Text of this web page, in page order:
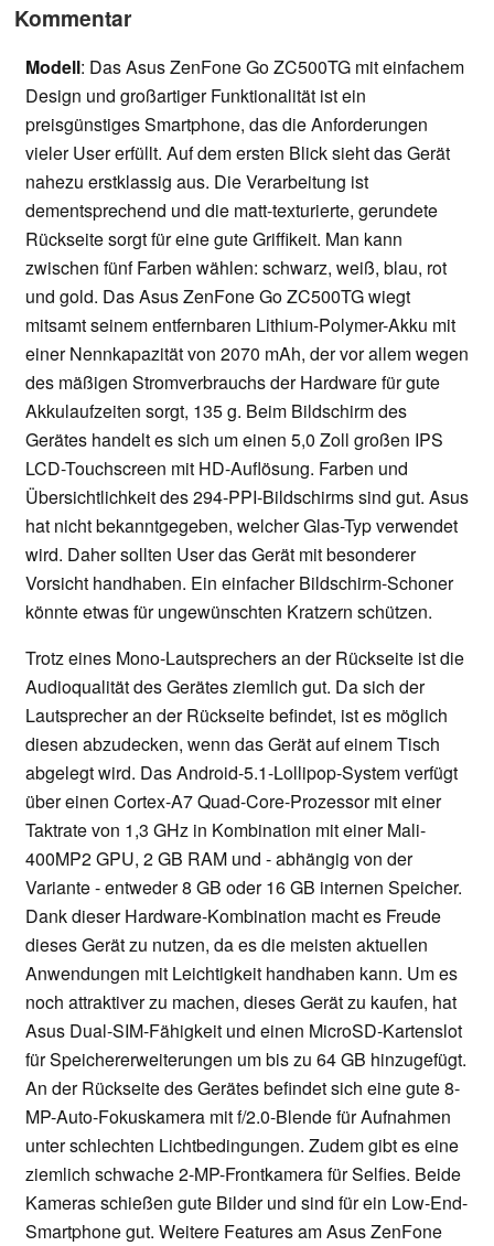
Kommentar
Modell: Das Asus ZenFone Go ZC500TG mit einfachem
Design und großartiger Funktionalität ist ein
preisgünstiges Smartphone, das die Anforderungen
vieler User erfüllt. Auf dem ersten Blick sieht das Gerät
nahezu erstklassig aus. Die Verarbeitung ist
dementsprechend und die matt-texturierte, gerundete
Rückseite sorgt für eine gute Griffikeit. Man kann
zwischen fünf Farben wählen: schwarz, weiß, blau, rot
und gold. Das Asus ZenFone Go ZC500TG wiegt
mitsamt seinem entfernbaren Lithium-Polymer-Akku mit
einer Nennkapazität von 2070 mAh, der vor allem wegen
des mäßigen Stromverbrauchs der Hardware für gute
Akkulaufzeiten sorgt, 135 g. Beim Bildschirm des
Gerätes handelt es sich um einen 5,0 Zoll großen IPS
LCD-Touchscreen mit HD-Auflösung. Farben und
Übersichtlichkeit des 294-PPI-Bildschirms sind gut. Asus
hat nicht bekanntgegeben, welcher Glas-Typ verwendet
wird. Daher sollten User das Gerät mit besonderer
Vorsicht handhaben. Ein einfacher Bildschirm-Schoner
könnte etwas für ungewünschten Kratzern schützen.
Trotz eines Mono-Lautsprechers an der Rückseite ist die
Audioqualität des Gerätes ziemlich gut. Da sich der
Lautsprecher an der Rückseite befindet, ist es möglich
diesen abzudecken, wenn das Gerät auf einem Tisch
abgelegt wird. Das Android-5.1-Lollipop-System verfügt
über einen Cortex-A7 Quad-Core-Prozessor mit einer
Taktrate von 1,3 GHz in Kombination mit einer Mali-
400MP2 GPU, 2 GB RAM und - abhängig von der
Variante - entweder 8 GB oder 16 GB internen Speicher.
Dank dieser Hardware-Kombination macht es Freude
dieses Gerät zu nutzen, da es die meisten aktuellen
Anwendungen mit Leichtigkeit handhaben kann. Um es
noch attraktiver zu machen, dieses Gerät zu kaufen, hat
Asus Dual-SIM-Fähigkeit und einen MicroSD-Kartenslot
für Speichererweiterungen um bis zu 64 GB hinzugefügt.
An der Rückseite des Gerätes befindet sich eine gute 8-
MP-Auto-Fokuskamera mit f/2.0-Blende für Aufnahmen
unter schlechten Lichtbedingungen. Zudem gibt es eine
ziemlich schwache 2-MP-Frontkamera für Selfies. Beide
Kameras schießen gute Bilder und sind für ein Low-End-
Smartphone gut. Weitere Features am Asus ZenFone